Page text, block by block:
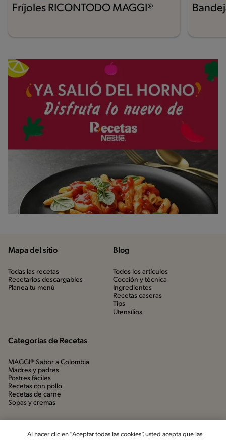
Fríjoles RICONTODO MAGGI®
Mapa del sitio
Todas las recetas
Recetarios descargables
Planea tu menú
Blog
Todos los artículos
Cocción y técnica
Ingredientes
Recetas caseras
Tips
Utensílios
Categorias de Recetas
MAGGI® Sabor a Colombia
Madres y padres
Postres fáciles
Recetas con pollo
Recetas de carne
Sopas y cremas
Al hacer clic en “Aceptar todas las cookies”, usted acepta que las